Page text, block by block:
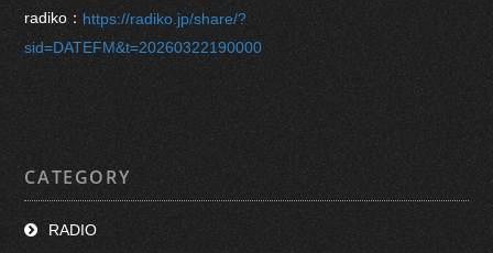
radiko： https://radiko.jp/share/?
sid=DATEFM&t=20260322190000
CATEGORY
RADIO